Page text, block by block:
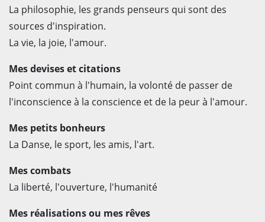
La philosophie, les grands penseurs qui sont des
sources d'inspiration.
La vie, la joie, l'amour.
Mes devises et citations
Point commun à l'humain, la volonté de passer de
l'inconscience à la conscience et de la peur à l'amour.
Mes petits bonheurs
La Danse, le sport, les amis, l'art.
Mes combats
La liberté, l'ouverture, l'humanité
Mes réalisations ou mes rêves